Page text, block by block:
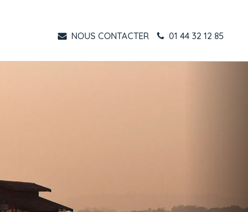
NOUS CONTACTER
01 44 32 12 85